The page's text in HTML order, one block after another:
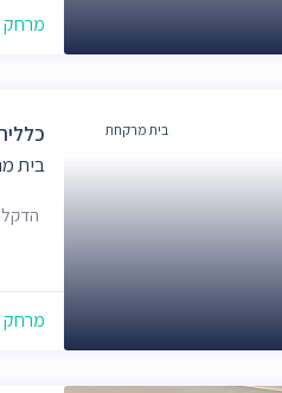
מרחק של
בית מרקחת
בית
הדקל 6, יבנה
מרחק של